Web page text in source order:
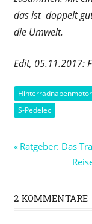
das ist doppelt
die Umwelt.
Edit, 05.11.2017:
Hinterradnabenmotor
S-Pedelec
Vorheriger
Ratgeber: Das
2 KOMMENTARE